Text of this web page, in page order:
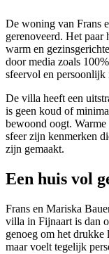
De woning van Frans
gerenoveerd. Het paar
warm en
door media zoals
sfeervol en persoonlijk
De villa heeft een
is geen koud of
bewoond oogt.
sfeer zijn kenmerken
zijn gemaakt.
Een huis vol
Frans en Mariska
villa in Fijnaart is dan
genoeg om het drukke
maar voelt tegelijk